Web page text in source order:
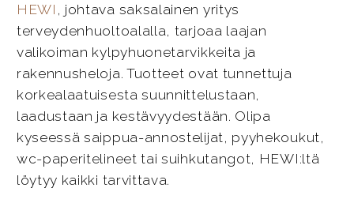
HEWI , johtava saksalainen yritys
terveydenhuoltoalalla, tarjoaa laajan
valikoiman kylpyhuonetarvikkeita ja
rakennusheloja. Tuotteet ovat tunnettuja
korkealaatuisesta suunnittelustaan,
laadustaan ja kestävyydestään. Olipa
kyseessä saippua-annostelijat, pyyhekoukut,
wc-paperitelineet tai suihkutangot, HEWI:ltä
löytyy kaikki tarvittava.